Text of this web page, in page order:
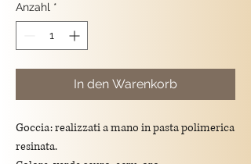
Anzahl *
In den Warenkorb
Goccia: realizzati a mano in pasta polimerica
resinata.